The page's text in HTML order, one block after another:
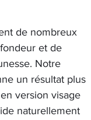
de nombreux
et de
Notre
un résultat plus
version visage
naturellement